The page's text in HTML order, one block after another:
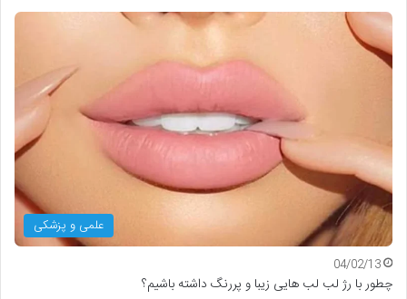
علمی و پزشکی
04/02/13
چطور با رژ لب لب هایی زیبا و پررنگ داشته باشیم؟